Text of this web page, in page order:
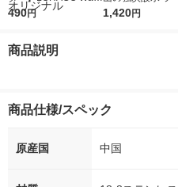
r（ロハコウォータ
シ） オリジナル
490円
レス 500ml 1箱（
1,420円
商品説明
商品仕様/スペック
原産国 中国